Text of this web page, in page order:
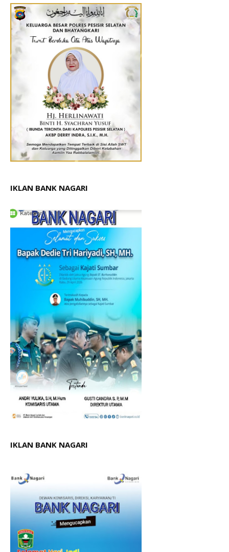
IKLAN BANK NAGARI
IKLAN BANK NAGARI